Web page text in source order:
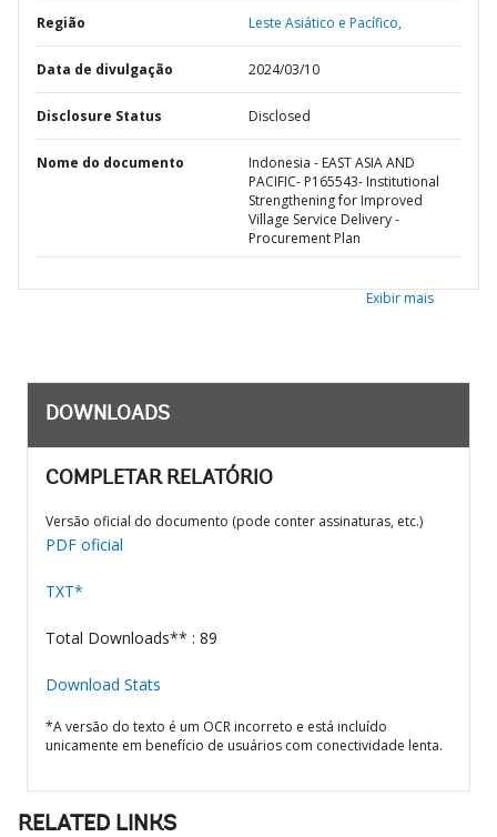
Região Leste Asiático e Pacífico,
Data de divulgação 2024/03/10
Disclosure Status Disclosed
Nome do documento
Indonesia - EAST ASIA AND
PACIFIC- P165543- Institutional
Strengthening for Improved
Village Service Delivery -
Procurement Plan
Exibir mais
DOWNLOADS
COMPLETAR RELATÓRIO
Versão oficial do documento (pode conter assinaturas, etc.)
PDF oficial
TXT*
Total Downloads** : 89
Download Stats
*A versão do texto é um OCR incorreto e está incluído
unicamente em benefício de usuários com conectividade lenta.
RELATED LINKS